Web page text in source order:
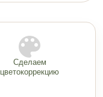
Сделаем
цветокоррекцию